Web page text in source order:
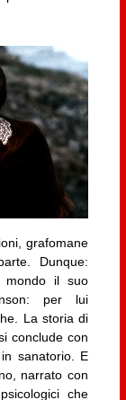
grafomane
Dunque:
mondo il suo
per lui
La storia di
conclude con
sanatorio. E
narrato con
che